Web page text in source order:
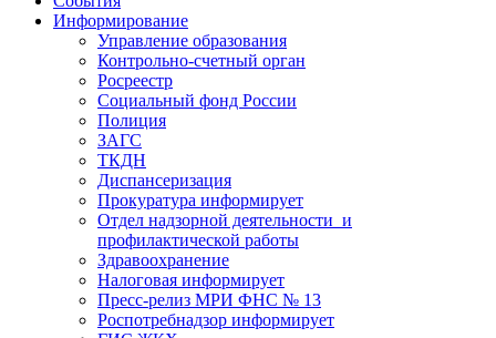
Информирование
Управление образования
Контрольно-счетный орган
Росреестр
Социальный фонд России
Полиция
ЗАГС
ТКДН
Диспансеризация
Прокуратура информирует
Отдел надзорной деятельности и
профилактической работы
Здравоохранение
Налоговая информирует
Пресс-релиз МРИ ФНС № 13
Роспотребнадзор информирует